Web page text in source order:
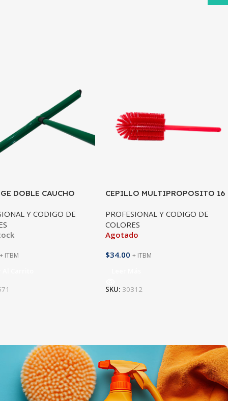
DOBLE CAUCHO
Y CODIGO DE
+ ITBM
CEPILLO MULTIPROPOSITO 16
PROFESIONAL Y CODIGO DE
COLORES
Agotado
$34.00 + ITBM
SKU: 30312